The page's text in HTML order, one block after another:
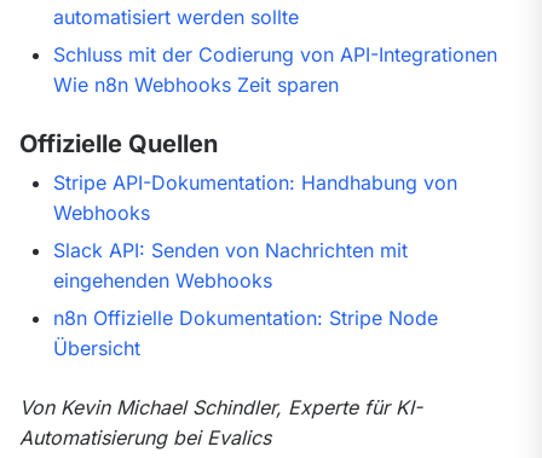
automatisiert werden sollte
Schluss mit der Codierung von API-Integrationen
Wie n8n Webhooks Zeit sparen
Offizielle Quellen
Stripe API-Dokumentation: Handhabung von
Webhooks
Slack API: Senden von Nachrichten mit
eingehenden Webhooks
n8n Offizielle Dokumentation: Stripe Node
Übersicht
Von Kevin Michael Schindler, Experte für KI-
Automatisierung bei Evalics